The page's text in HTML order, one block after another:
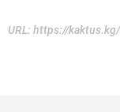
URL: https://